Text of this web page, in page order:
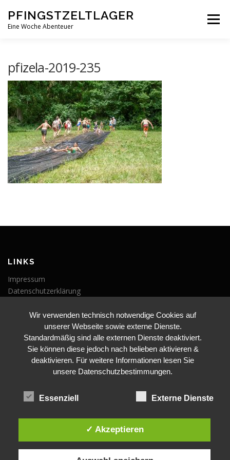
Inhalt
springen
PFINGSTZELTLAGER
Eine Woche Abenteuer
Menü
PFINGSTZELTLAGER VERANSTALTUNGEN
pfizela-2019-235
LINKS
Impressum
Datenschutzerklärung
VERANSTALTUNGEN
Veranstaltungen
Wir verwenden technisch notwendige Cookies auf
unserer Webseite sowie externe Dienste.
Standardmäßig sind alle externen Dienste deaktiviert.
Sie können diese jedoch nach belieben aktivieren &
deaktivieren. Für weitere Informationen lesen Sie
unsere Datenschutzbestimmungen.
Essenziell Externe Dienste
✓ Akzeptieren